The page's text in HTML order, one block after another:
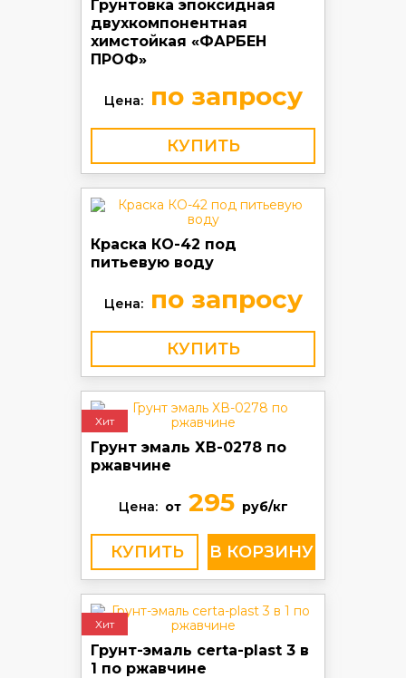
Грунтовка эпоксидная
двухкомпонентная
химстойкая «ФАРБЕН
ПРОФ»
Цена:по запросу
КУПИТЬ
Краска КО-42 под
питьевую воду
Цена:по запросу
КУПИТЬ
Хит
Грунт эмаль ХВ-0278 по
ржавчине
Цена: от295 руб/кг
КУПИТЬ
Хит
Грунт-эмаль certa-plast 3 в
1 по ржавчине